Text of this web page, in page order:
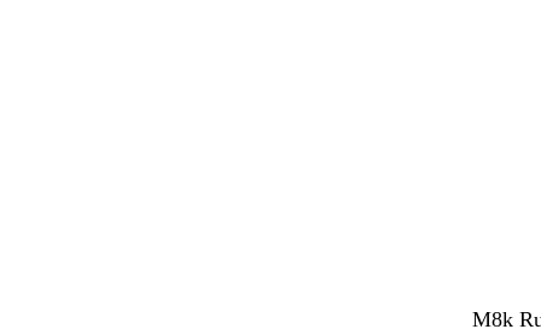
M8k